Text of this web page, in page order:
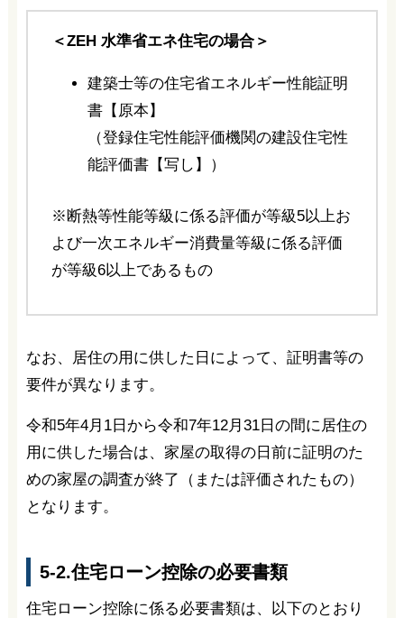
＜ZEH 水準省エネ住宅の場合＞
建築士等の住宅省エネルギー性能証明
書【原本】
（登録住宅性能評価機関の建設住宅性
能評価書【写し】）
※断熱等性能等級に係る評価が等級5以上お
よび一次エネルギー消費量等級に係る評価
が等級6以上であるもの
なお、居住の用に供した日によって、証明書等の
要件が異なります。
令和5年4月1日から令和7年12月31日の間に居住の
用に供した場合は、家屋の取得の日前に証明のた
めの家屋の調査が終了（または評価されたもの）
となります。
5-2.住宅ローン控除の必要書類
住宅ローン控除に係る必要書類は、以下のとおり